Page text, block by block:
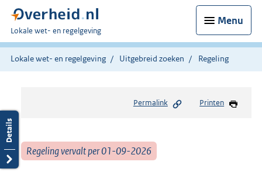
Menu
U
bent
hier:
Lokale wet- en regelgeving
Lokale wet- en regelgeving Uitgebreid zoeken Regeling
Permalink Printen
Regeling vervalt per 01-09-2026